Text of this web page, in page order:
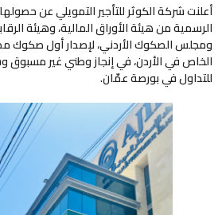
أعلنت شركة الكوثر للتأجير التمويلي عن
الرسمية من هيئة الأوراق المالية، وهيئة
ومجلس الصكوك الأردني، لإصدار أول صكوك
الخاص في الأردن، في إنجاز وطني غير
للتداول في بورصة عمّان.